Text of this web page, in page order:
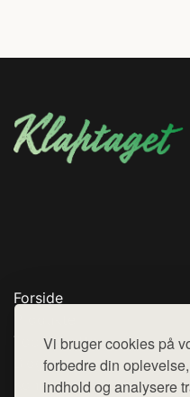
Vi bruger cookies på
forbedre din
indhold og analysere
Forside
Top Rabatter
Blog
Kontakt